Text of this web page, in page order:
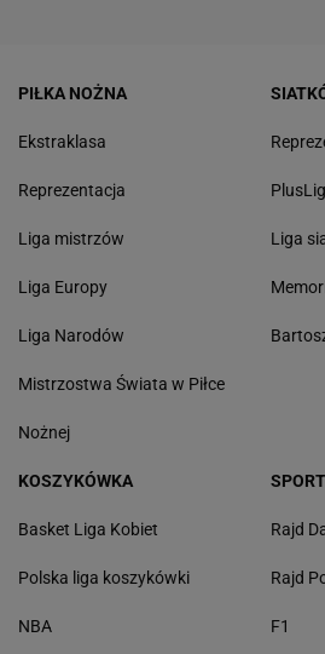
PIŁKA NOŻNA
Ekstraklasa
Reprezentacja
Liga mistrzów
Liga Europy
Liga Narodów
Mistrzostwa Świata w Piłce
Nożnej
Liga
KOSZYKÓWKA
Basket Liga Kobiet
Polska liga koszykówki
NBA
Rajd
Rajd
F1